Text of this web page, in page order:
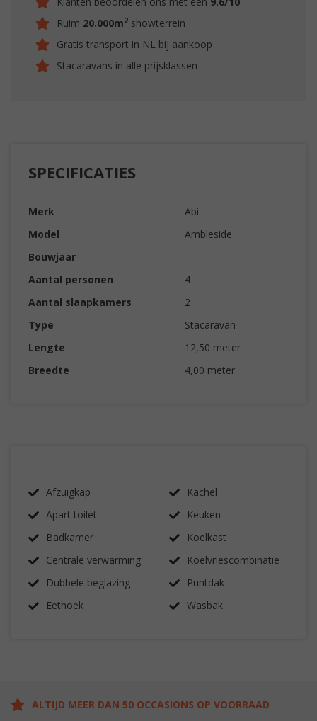
Ruim 20.000m2 showterrein
Gratis transport in NL bij aankoop
Stacaravans in alle prijsklassen
SPECIFICATIES
Merk
Abi
Model
Ambleside
Bouwjaar
Aantal personen
4
Aantal slaapkamers
2
Type
Stacaravan
Lengte
12,50 meter
Breedte
4,00 meter
Afzuigkap
Apart toilet
Badkamer
Centrale verwarming
Dubbele beglazing
Eethoek
Kachel
Keuken
Koelkast
Koelvriescombinatie
Puntdak
Wasbak
ALTIJD MEER DAN 50 OCCASIONS OP VOORRAAD